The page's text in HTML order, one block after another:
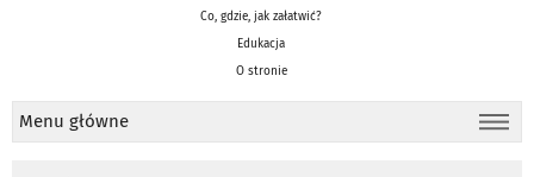
Co, gdzie, jak załatwić?
Edukacja
O stronie
Menu główne